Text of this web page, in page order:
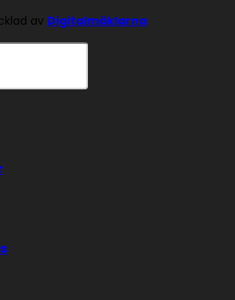
av Digitalmäklarna